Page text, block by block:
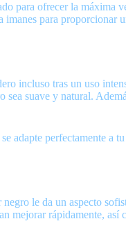
para ofrecer la máxima
para
incluso tras un uso
suave y natural.
perfectamente a
le da un aspecto
mejorar rápidamente,